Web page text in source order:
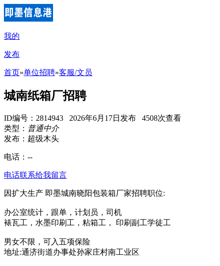
我的
发布
首页»单位招聘»客服/文员
城南纸箱厂招聘
ID编号：2814943 2026年6月17日发布 4508次查看
类型： 普通中介
发布：超级木头
电话： --
电话联系给我留言
因扩大生产 即墨城南晓阳包装箱厂家招聘职位:
办公室统计，跟单，计划员，司机
裱瓦工，水墨印刷工，粘箱工， 印刷副工学徒工
男女不限，可入五项保险
地址:通济街道办事处孙家庄村南工业区